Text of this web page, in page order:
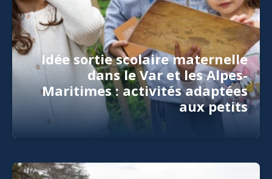
Idée sortie scolaire maternelle
dans le Var et les Alpes-
Maritimes : activités adaptées
aux petits